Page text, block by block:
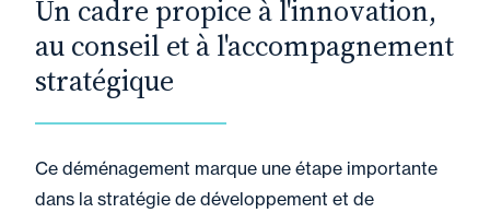
Un cadre propice à l'innovation,
au conseil et à l'accompagnement
stratégique
Ce déménagement marque une étape importante
dans la stratégie de développement et de